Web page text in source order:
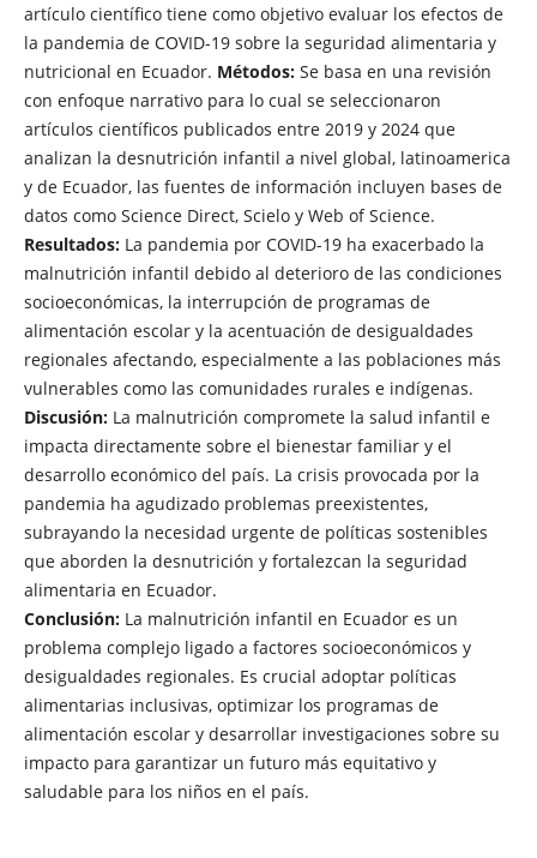
artículo científico tiene como objetivo evaluar los efectos de
la pandemia de COVID-19 sobre la seguridad alimentaria y
nutricional en Ecuador. Métodos:Se basa en una revisión
con enfoque narrativo para lo cual se seleccionaron
artículos científicos publicados entre 2019 y 2024 que
analizan la desnutrición infantil a nivel global, latinoamerica
y de Ecuador, las fuentes de información incluyen bases de
datos como Science Direct, Scielo y Web of Science.
Resultados: La pandemia por COVID-19 ha exacerbado la
malnutrición infantil debido al deterioro de las condiciones
socioeconómicas, la interrupción de programas de
alimentación escolar y la acentuación de desigualdades
regionales afectando, especialmente a las poblaciones más
vulnerables como las comunidades rurales e indígenas.
Discusión:La malnutrición compromete la salud infantil e
impacta directamente sobre el bienestar familiar y el
desarrollo económico del país. La crisis provocada por la
pandemia ha agudizado problemas preexistentes,
subrayando la necesidad urgente de políticas sostenibles
que aborden la desnutrición y fortalezcan la seguridad
alimentaria en Ecuador.
Conclusión:La malnutrición infantil en Ecuador es un
problema complejo ligado a factores socioeconómicos y
desigualdades regionales. Es crucial adoptar políticas
alimentarias inclusivas, optimizar los programas de
alimentación escolar y desarrollar investigaciones sobre su
impacto para garantizar un futuro más equitativo y
saludable para los niños en el país.